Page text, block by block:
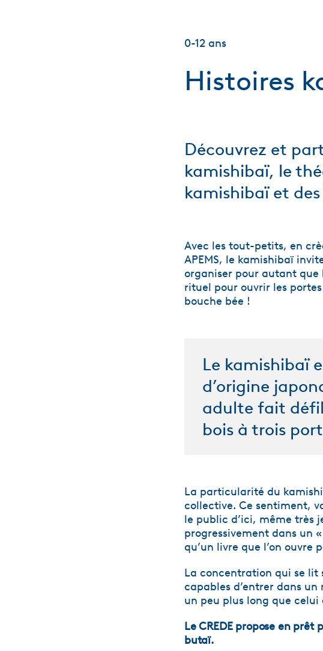
0-12 ans
Histoires
Découvrez et
kamishibaï, le
kamishibaï et
Avec les tout-petits, en
APEMS, le kamishibaï
organiser pour autant que
rituel pour ouvrir les
bouche bée !
Le kamishibaï
d’origine
adulte fait
bois à trois
La particularité du
collective. Ce sentiment,
le public d’ici, même très
progressivement dans un
qu’un livre que l’on ouvre
La concentration qui se lit
capables d’entrer dans
un peu plus long que
Le CREDE propose en
butaï.